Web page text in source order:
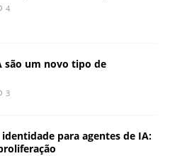
4
são um novo tipo de
3
identidade para agentes de IA: